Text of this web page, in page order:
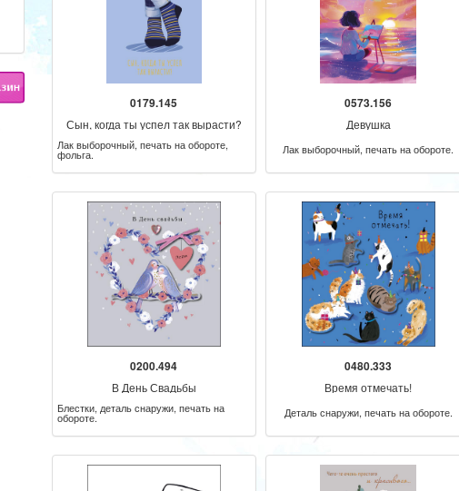
0179.145
Сын, когда ты успел так вырасти?
Лак выборочный, печать на обороте,
фольга.
0573.156
Девушка
Лак выборочный, печать на обороте.
0200.494
В День Свадьбы
Блестки, деталь снаружи, печать на
обороте.
0480.333
Время отмечать!
Деталь снаружи, печать на обороте.